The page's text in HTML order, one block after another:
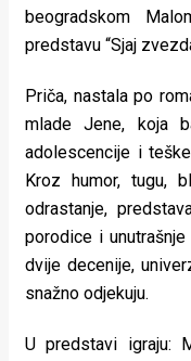
beogradskom
predstavu “Sjaj
Priča, nastala po
mlade Jene, koja
adolescencije i
Kroz humor, tugu,
odrastanje,
porodice i
dvije decenije,
snažno odjekuju.
U predstavi igraju: